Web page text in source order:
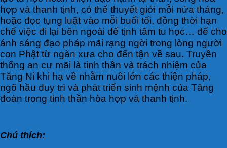
hợp và thanh tịnh, có thể thuyết giới mỗi nửa tháng,
hoặc đọc tụng luật vào mỗi buổi tối, đồng thời hạn
chế việc đi lại bên ngoài để tịnh tâm tu học… để cho
ánh sáng đạo pháp mãi rạng ngời trong lòng người
con Phật từ ngàn xưa cho đến tận về sau. Truyền
thống an cư mãi là tinh thần và trách nhiệm của
Tăng Ni khi hạ về nhằm nuôi lớn các thiện pháp,
ngõ hầu duy trì và phát triển sinh mệnh của Tăng
đoàn trong tinh thần hòa hợp và thanh tịnh.
Chú thích: